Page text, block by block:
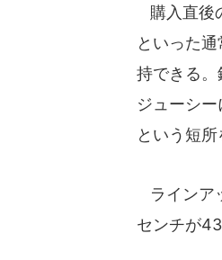
購入直後
といった
持できる
ジューシ
という短所
ラインア
センチが